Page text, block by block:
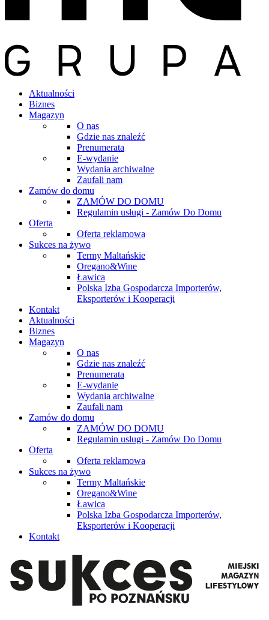
Aktualności
Biznes
Magazyn
O nas
Gdzie nas znaleźć
Prenumerata
E-wydanie
Wydania archiwalne
Zaufali nam
Zamów do domu
ZAMÓW DO DOMU
Regulamin usługi - Zamów Do Domu
Oferta
Oferta reklamowa
Sukces na żywo
Termy Maltańskie
Oregano&Wine
Ławica
Polska Izba Gospodarcza Importerów,
Eksporterów i Kooperacji
Kontakt
Aktualności
Biznes
Magazyn
O nas
Gdzie nas znaleźć
Prenumerata
E-wydanie
Wydania archiwalne
Zaufali nam
Zamów do domu
ZAMÓW DO DOMU
Regulamin usługi - Zamów Do Domu
Oferta
Oferta reklamowa
Sukces na żywo
Termy Maltańskie
Oregano&Wine
Ławica
Polska Izba Gospodarcza Importerów,
Eksporterów i Kooperacji
Kontakt